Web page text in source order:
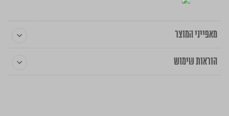
מאפייני המוצר
הוראות שימוש